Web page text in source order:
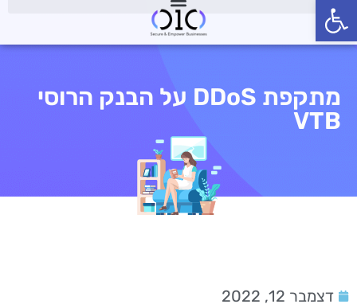
פתח סרגל נגישות
מתקפת DDoS על הבנק הרוסי
VTB
דצמבר 12, 2022